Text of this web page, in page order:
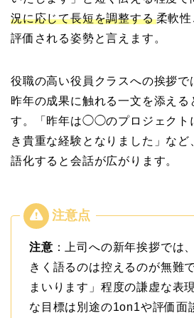
況に応じて長短を調整する柔軟
評価される姿勢と言えます。
役職の高い役員クラスへの挨拶で
昨年の成果に触れる一文を添える
す。「昨年は◯◯のプロジェクト
き貴重な経験となりました」な
語化すると会話が広がります。
注意 ：上司への新年挨拶では
きく語るのは控えるのが無難
まいります」程度の謙虚な表
な目標は別途の1on1や評価面